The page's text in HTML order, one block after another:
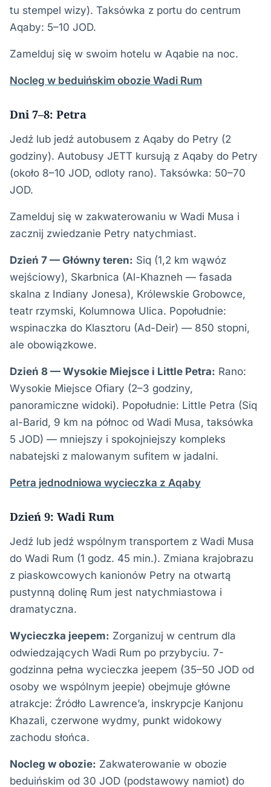
tu stempel wizy). Taksówka z portu do centrum
Aqaby: 5–10 JOD.
Zamelduj się w swoim hotelu w Aqabie na noc.
Nocleg w beduińskim obozie Wadi Rum
Dni 7–8: Petra
Jedź lub jedź autobusem z Aqaby do Petry (2
godziny). Autobusy JETT kursują z Aqaby do Petry
(około 8–10 JOD, odloty rano). Taksówka: 50–70
JOD.
Zamelduj się w zakwaterowaniu w Wadi Musa i
zacznij zwiedzanie Petry natychmiast.
Dzień 7 — Główny teren: Siq (1,2 km wąwóz
wejściowy), Skarbnica (Al-Khazneh — fasada
skalna z Indiany Jonesa), Królewskie Grobowce,
teatr rzymski, Kolumnowa Ulica. Popołudnie:
wspinaczka do Klasztoru (Ad-Deir) — 850 stopni,
ale obowiązkowe.
Dzień 8 — Wysokie Miejsce i Little Petra: Rano:
Wysokie Miejsce Ofiary (2–3 godziny,
panoramiczne widoki). Popołudnie: Little Petra (Siq
al-Barid, 9 km na północ od Wadi Musa, taksówka
5 JOD) — mniejszy i spokojniejszy kompleks
nabatejski z malowanym sufitem w jadalni.
Petra jednodniowa wycieczka z Aqaby
Dzień 9: Wadi Rum
Jedź lub jedź wspólnym transportem z Wadi Musa
do Wadi Rum (1 godz. 45 min.). Zmiana krajobrazu
z piaskowcowych kanionów Petry na otwartą
pustynną dolinę Rum jest natychmiastowa i
dramatyczna.
Wycieczka jeepem: Zorganizuj w centrum dla
odwiedzających Wadi Rum po przybyciu. 7-
godzinna pełna wycieczka jeepem (35–50 JOD od
osoby we wspólnym jeepie) obejmuje główne
atrakcje: Źródło Lawrence’a, inskrypcje Kanjonu
Khazali, czerwone wydmy, punkt widokowy
zachodu słońca.
Nocleg w obozie: Zakwaterowanie w obozie
beduińskim od 30 JOD (podstawowy namiot) do